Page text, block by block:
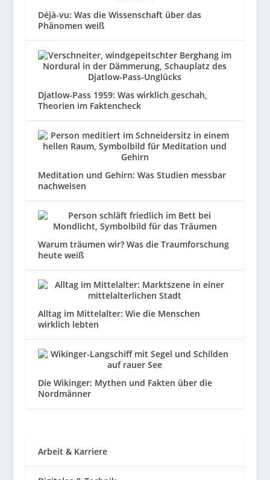
Déjà-vu: Was die Wissenschaft über das
Phänomen weiß
Djatlow-Pass 1959: Was wirklich geschah,
Theorien im Faktencheck
Meditation und Gehirn: Was Studien messbar
nachweisen
Warum träumen wir? Was die Traumforschung
heute weiß
Alltag im Mittelalter: Wie die Menschen
wirklich lebten
Die Wikinger: Mythen und Fakten über die
Nordmänner
Arbeit & Karriere